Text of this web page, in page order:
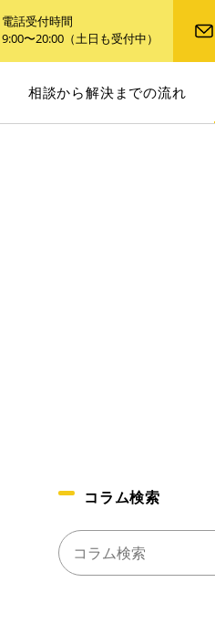
電話受付時間
9:00〜20:00（土日も受付中）
相談から解決までの流れ
コラム検索